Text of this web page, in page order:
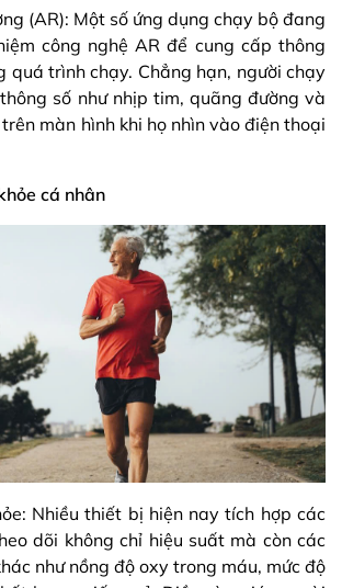
(AR): Một số ứng dụng chạy bộ đang
công nghệ AR để cung cấp thông
quá trình chạy. Chẳng hạn, người chạy
số như nhịp tim, quãng đường và
màn hình khi họ nhìn vào điện thoại
cá nhân
Nhiều thiết bị hiện nay tích hợp các
dõi không chỉ hiệu suất mà còn các
như nồng độ oxy trong máu, mức độ